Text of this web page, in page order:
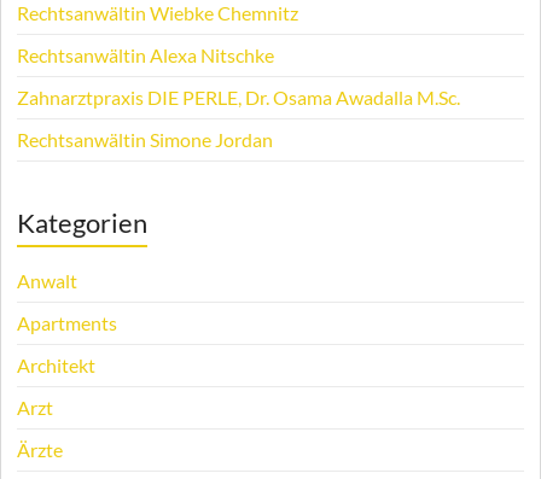
Rechtsanwältin Wiebke Chemnitz
Rechtsanwältin Alexa Nitschke
Zahnarztpraxis DIE PERLE, Dr. Osama Awadalla M.Sc.
Rechtsanwältin Simone Jordan
Kategorien
Anwalt
Apartments
Architekt
Arzt
Ärzte